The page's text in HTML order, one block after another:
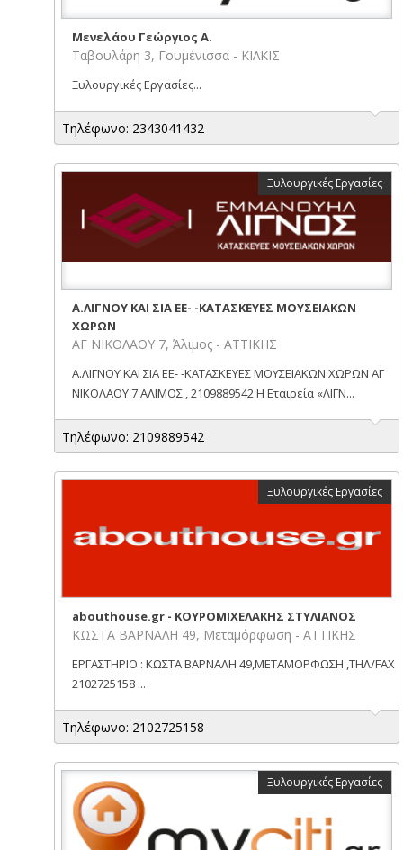
Μενελάου Γεώργιος Α.
Ταβουλάρη 3, Γουμένισσα - ΚΙΛΚΙΣ
Ξυλουργικές Εργασίες...
Τηλέφωνο: 2343041432
Ξυλουργικές Εργασίες
A.ΛΙΓΝΟΥ ΚΑΙ ΣΙΑ ΕΕ- -ΚΑΤΑΣΚΕΥΕΣ ΜΟΥΣΕΙΑΚΩΝ
ΧΩΡΩΝ
ΑΓ ΝΙΚΟΛΑΟΥ 7, Άλιμος - ΑΤΤΙΚΗΣ
A.ΛΙΓΝΟΥ ΚΑΙ ΣΙΑ ΕΕ- -ΚΑΤΑΣΚΕΥΕΣ ΜΟΥΣΕΙΑΚΩΝ ΧΩΡΩΝ ΑΓ
ΝΙΚΟΛΑΟΥ 7 ΑΛΙΜΟΣ , 2109889542 Η Εταιρεία «ΛΙΓΝ...
Τηλέφωνο: 2109889542
Ξυλουργικές Εργασίες
abouthouse.gr - ΚΟΥΡΟΜΙΧΕΛΑΚΗΣ ΣΤΥΛΙΑΝΟΣ
ΚΩΣΤΑ ΒΑΡΝΑΛΗ 49, Μεταμόρφωση - ΑΤΤΙΚΗΣ
ΕΡΓΑΣΤΗΡΙΟ : ΚΩΣΤΑ ΒΑΡΝΑΛΗ 49,ΜΕΤΑΜΟΡΦΩΣΗ ,ΤΗΛ/FAX
2102725158 ...
Τηλέφωνο: 2102725158
Ξυλουργικές Εργασίες